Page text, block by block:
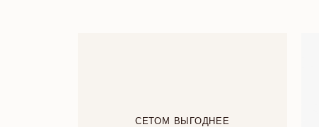
СЕТОМ ВЫГОДНЕЕ